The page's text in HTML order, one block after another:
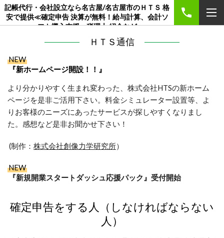
記帳代行・会社設立なら名古屋/名古屋市のＨＴＳ 格
安で提供≪確定申告 決算が無料！給与計算、会計ソ
フト導入支援、税理士 紹介など
ＨＴＳ通信
NEW
『新ホームページ開設！！』
より分かりやすく生まれ変わった、株式会社HTSの新ホーム
ページを是非ご活用下さい。料金シミュレーター設置等、よ
りお客様のニーズにあったサービスが探しやすくなりまし
た。感想など是非お聞かせ下さい！
(制作： 株式会社創像力学研究所）
NEW
『新規開業スタートダッシュ応援パック』 受付開始
確定申告をする人（しなければならない
人）